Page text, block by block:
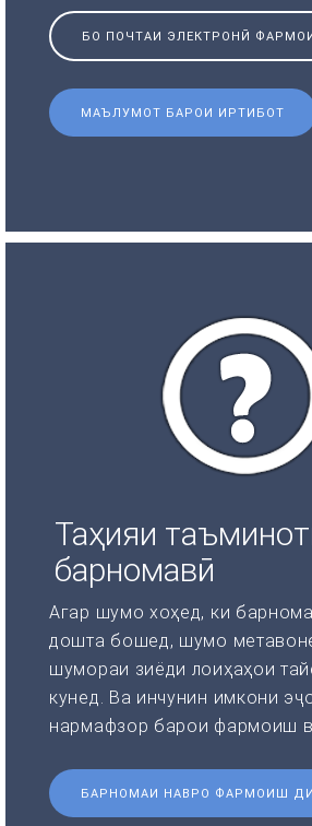
БО ПОЧТАИ ЭЛЕКТРОНӢ
МАЪЛУМОТ БАРОИ ИРТИБОТ
Таҳияи
барномавӣ
Агар шумо хоҳед, ки
дошта бошед, шумо
шумораи зиёди лоиҳаҳои
кунед. Ва инчунин имкони
нармафзор барои фармоиш
БАРНОМАИ НАВРО ФАРМОИШ